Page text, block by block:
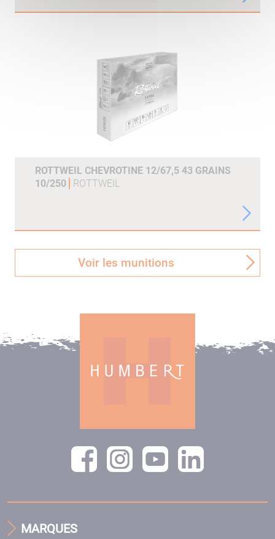
ROTTWEIL CHEVROTINE 12/67,5 43 GRAINS
10/250
ROTTWEIL
Voir les munitions
MARQUES